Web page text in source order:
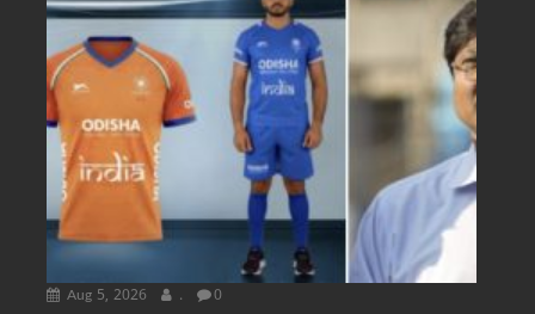
Aug 5, 2026 . 0